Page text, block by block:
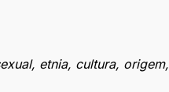
etnia, cultura, origem,